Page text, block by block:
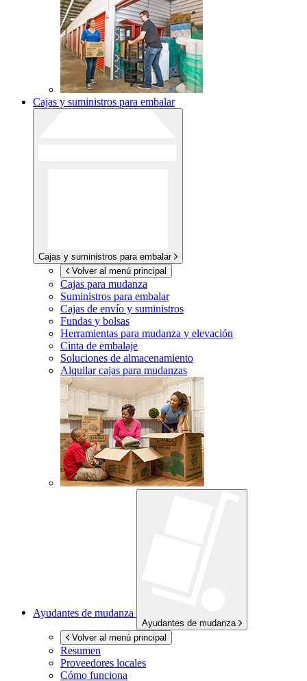
Cajas y suministros para embalar
Cajas y suministros para embalar
Volver al menú principal
Cajas para mudanza
Suministros para embalar
Cajas de envío y suministros
Fundas y bolsas
Herramientas para mudanza y elevación
Cinta de embalaje
Soluciones de almacenamiento
Alquilar cajas para mudanzas
Ayudantes de mudanza
Ayudantes de mudanza
Volver al menú principal
Resumen
Proveedores locales
Cómo funciona